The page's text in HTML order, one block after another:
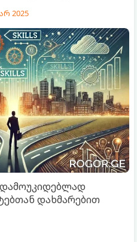
2025
დახმარებით